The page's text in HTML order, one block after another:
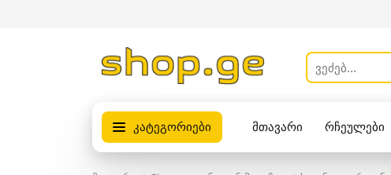
კატეგორიები მთავარი რჩეულები